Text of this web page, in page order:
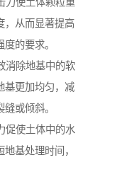
力使土体颗粒重
，从而显著提高
的要求。
消除地基中的软
基更加均匀，减
或倾斜。
促使土体中的水
基处理时间，